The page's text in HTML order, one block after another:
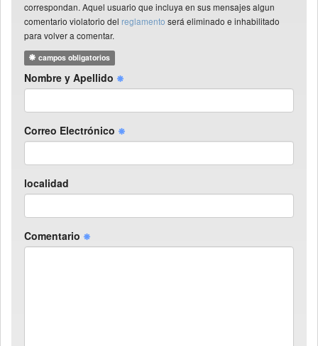
correspondan. Aquel usuario que incluya en sus mensajes algun
comentario violatorio del reglamento será eliminado e inhabilitado
para volver a comentar.
campos obligatorios
Nombre y Apellido
Correo Electrónico
localidad
Comentario